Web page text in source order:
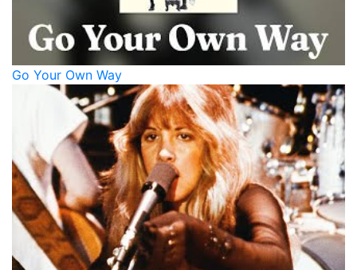
Go Your Own Way